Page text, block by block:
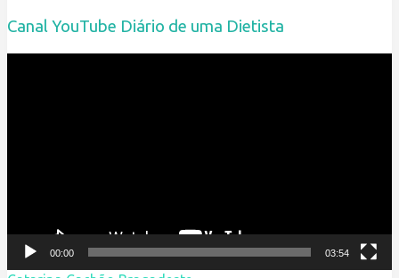
Canal YouTube Diário de uma Dietista
00:00 03:54